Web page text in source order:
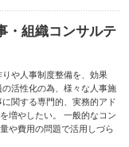
・組織コンサルテ
や人事制度整備を、効果
活性化の為、様々な人事施
関する専門的、実務的アド
増やしたい。 一般的なコン
や費用の問題で活用しづら